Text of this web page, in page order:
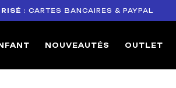
BANCAIRES & PAYPAL
NOUVEAUTÉS OUTLET